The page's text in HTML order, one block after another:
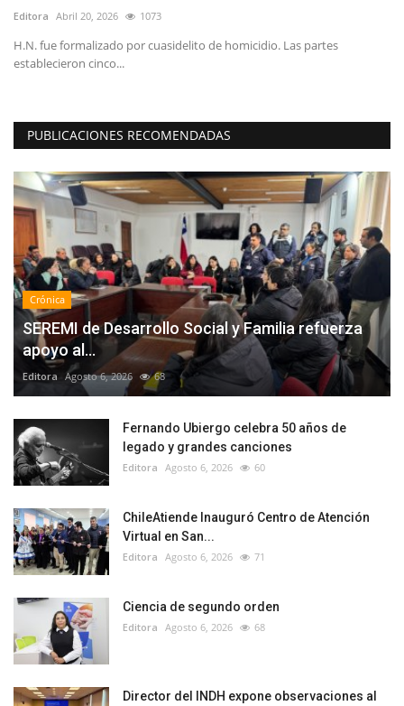
Editora Abril 20, 2026 1073
H.N. fue formalizado por cuasidelito de homicidio. Las partes
establecieron cinco...
PUBLICACIONES RECOMENDADAS
Crónica
SEREMI de Desarrollo Social y Familia refuerza
apoyo al...
Editora Agosto 6, 2026 68
Fernando Ubiergo celebra 50 años de
legado y grandes canciones
Editora Agosto 6, 2026 60
ChileAtiende Inauguró Centro de Atención
Virtual en San...
Editora Agosto 6, 2026 71
Ciencia de segundo orden
Editora Agosto 6, 2026 68
Director del INDH expone observaciones al